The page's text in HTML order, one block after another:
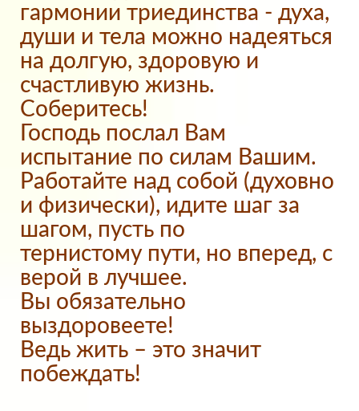
гармонии триединства - духа,
души и тела можно надеяться
на долгую, здоровую и
счастливую жизнь.
Соберитесь!
Господь послал Вам
испытание по силам Вашим.
Работайте над собой (духовно
и физически), идите шаг за
шагом, пусть по
тернистому пути, но вперед, с
верой в лучшее.
Вы обязательно
выздоровеете!
Ведь жить – это значит
побеждать!